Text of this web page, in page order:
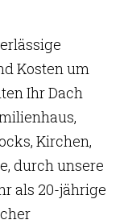
Kosten um
Ihr Dach
Kirchen,
durch unsere
als 20-jährige